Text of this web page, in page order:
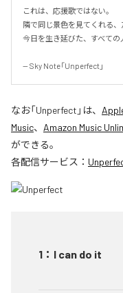
これは、応援歌ではない。
隣で同じ景色を見てくれる、
今日を生き延びた、すべての
-- Sky Note「Unperfect」
なお「Unperfect 」は、
Music、 Amazon Music
ができる。
各配信サービス：
1 ： I can do it